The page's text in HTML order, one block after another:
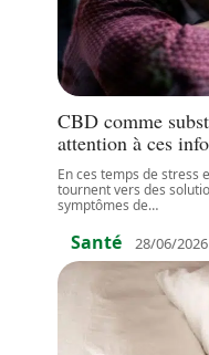
CBD comme
attention à ces
En ces temps de stress
tournent vers des
symptômes de…
Santé 28/06/2026